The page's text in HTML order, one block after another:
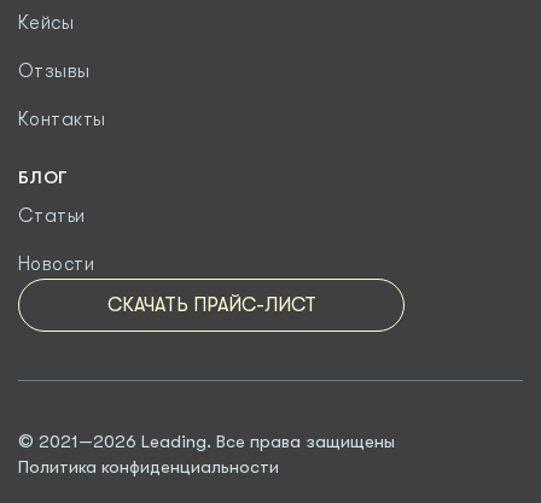
Кейсы
Отзывы
Контакты
БЛОГ
Статьи
Новости
СКАЧАТЬ ПРАЙС-ЛИСТ
© 2021—2026 Leading. Все права защищены
Политика конфиденциальности